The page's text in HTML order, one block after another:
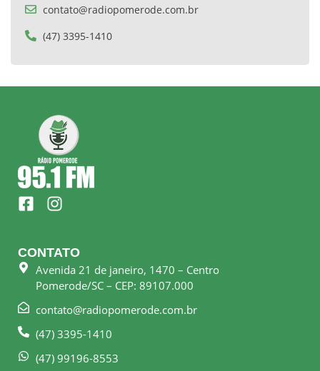
contato@radiopomerode.com.br
(47) 3395-1410
F
a
e
b
o
k
s
q
I
n
t
a
g
r
a
m
CONTATO
Avenida 21 de janeiro, 1470 – Centro
Pomerode/SC – CEP: 89107.000
contato@radiopomerode.com.br
(47) 3395-1410
(47) 99196-8553